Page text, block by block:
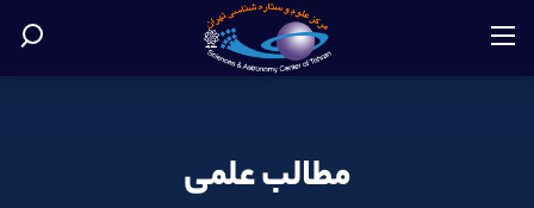
مطالب علمی